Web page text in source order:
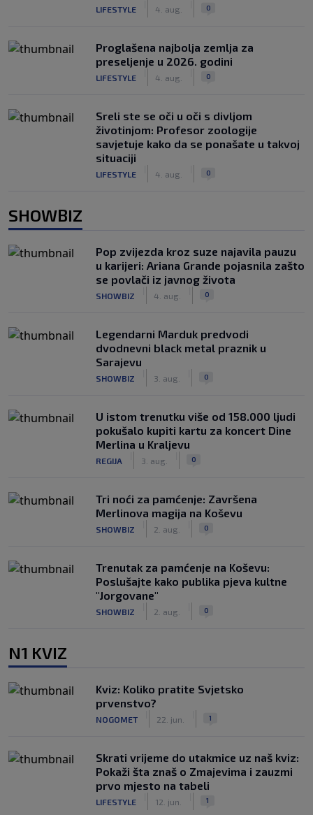
LIFESTYLE 4. aug. 0
Proglašena najbolja zemlja za
preseljenje u 2026. godini
LIFESTYLE 4. aug. 0
Sreli ste se oči u oči s divljom
životinjom: Profesor zoologije
savjetuje kako da se ponašate u takvoj
situaciji
LIFESTYLE 4. aug. 0
SHOWBIZ
Pop zvijezda kroz suze najavila pauzu
u karijeri: Ariana Grande pojasnila zašto
se povlači iz javnog života
SHOWBIZ 4. aug. 0
Legendarni Marduk predvodi
dvodnevni black metal praznik u
Sarajevu
SHOWBIZ 3. aug. 0
U istom trenutku više od 158.000 ljudi
pokušalo kupiti kartu za koncert Dine
Merlina u Kraljevu
REGIJA 3. aug. 0
Tri noći za pamćenje: Završena
Merlinova magija na Koševu
SHOWBIZ 2. aug. 0
Trenutak za pamćenje na Koševu:
Poslušajte kako publika pjeva kultne
"Jorgovane"
SHOWBIZ 2. aug. 0
N1 KVIZ
Kviz: Koliko pratite Svjetsko
prvenstvo?
NOGOMET 22. jun. 1
Skrati vrijeme do utakmice uz naš kviz:
Pokaži šta znaš o Zmajevima i zauzmi
prvo mjesto na tabeli
LIFESTYLE 12. jun. 1